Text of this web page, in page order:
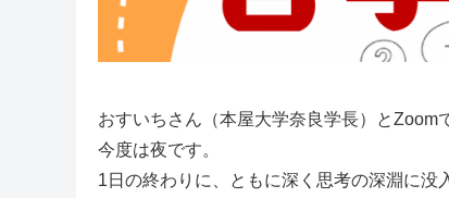
おすいちさん（本屋大学奈良学長）とZoom
今度は夜です。
1日の終わりに、ともに深く思考の深淵に没